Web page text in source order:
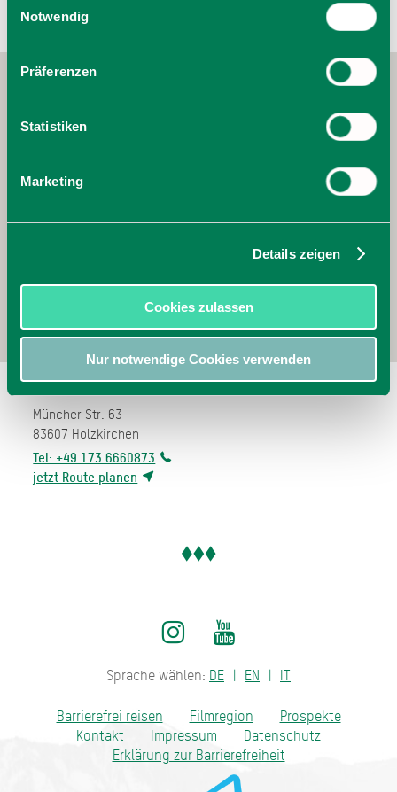
Cookies, wenn Sie unsere Webseite weiterhin nutzen.
Notwendig
Präferenzen
Statistiken
Marketing
Details zeigen
Cookies zulassen
Nur notwendige Cookies verwenden
LingTea
Müncher Str. 63
83607 Holzkirchen
Tel: +49 173 6660873
jetzt Route planen
Sprache wählen: DE EN IT
Barrierefrei reisen Filmregion
Prospekte
Kontakt
Impressum
Datenschutz
Erklärung zur Barrierefreiheit